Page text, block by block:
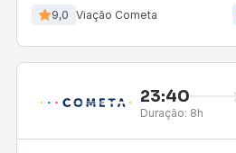
9,0 Viação Cometa
23:40
Duração: 8h